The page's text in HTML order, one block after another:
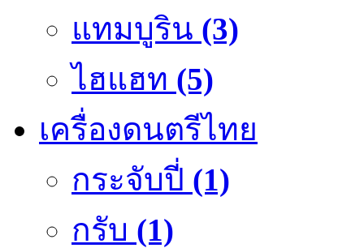
แทมบูริน (3)
ไฮแฮท (5)
เครื่องดนตรีไทย
กระจับปี่ (1)
กรับ (1)